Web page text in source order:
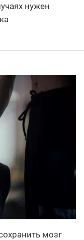
нужен
мозг